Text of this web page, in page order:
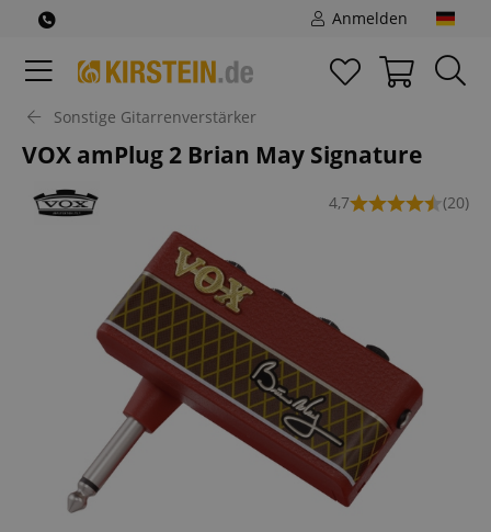
Anmelden
Sonstige Gitarrenverstärker
VOX amPlug 2 Brian May Signature
4,7 (20)